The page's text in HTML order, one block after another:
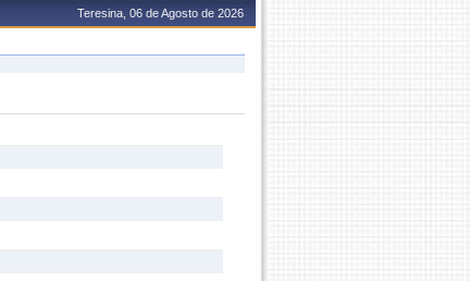
Teresina, 06 de Agosto de 2026